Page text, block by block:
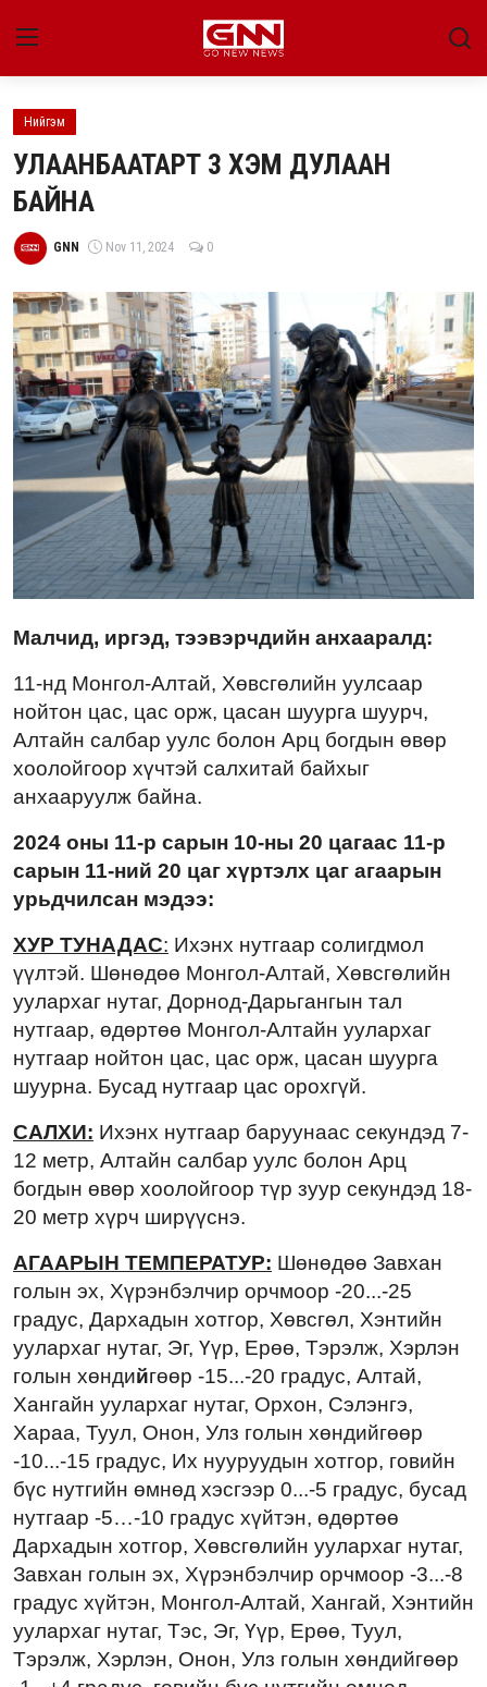
Улс төр
Нийгэм
Энтертайнмент
Live
Гадаад мэдээ
People
Нийгэм
УЛААНБААТАРТ 3 ХЭМ ДУЛААН
БАЙНА
GNN Nov 11, 2024 0
Малчид, иргэд, тээвэрчдийн анхааралд:
11-нд Монгол-Алтай, Хөвсгөлийн уулсаар
нойтон цас, цас орж, цасан шуурга шуурч,
Алтайн салбар уулс болон Арц богдын өвөр
хоолойгоор хүчтэй салхитай байхыг
анхааруулж байна.
2024 оны 11-р сарын 10-ны 20 цагаас 11-р
сарын 11-ний 20 цаг хүртэлх цаг агаарын
урьдчилсан мэдээ:
ХУР ТУНАДАС: Ихэнх нутгаар солигдмол
үүлтэй. Шөнөдөө Монгол-Алтай, Хөвсгөлийн
уулархаг нутаг, Дорнод-Дарьгангын тал
нутгаар, өдөртөө Монгол-Алтайн уулархаг
нутгаар нойтон цас, цас орж, цасан шуурга
шуурна. Бусад нутгаар цас орохгүй.
САЛХИ: Ихэнх нутгаар баруунаас секундэд 7-
12 метр, Алтайн салбар уулс болон Арц
богдын өвөр хоолойгоор түр зуур секундэд 18-
20 метр хүрч ширүүснэ.
АГААРЫН ТЕМПЕРАТУР: Шөнөдөө Завхан
голын эх, Хүрэнбэлчир орчмоор -20...-25
градус, Дархадын хотгор, Хөвсгөл, Хэнтийн
уулархаг нутаг, Эг, Үүр, Ерөө, Тэрэлж, Хэрлэн
голын хөндийгөөр -15...-20 градус, Алтай,
Хангайн уулархаг нутаг, Орхон, Сэлэнгэ,
Хараа, Туул, Онон, Улз голын хөндийгөөр
-10...-15 градус, Их нууруудын хотгор, говийн
бүс нутгийн өмнөд хэсгээр 0...-5 градус, бусад
нутгаар -5…-10 градус хүйтэн, өдөртөө
Дархадын хотгор, Хөвсгөлийн уулархаг нутаг,
Завхан голын эх, Хүрэнбэлчир орчмоор -3...-8
градус хүйтэн, Монгол-Алтай, Хангай, Хэнтийн
уулархаг нутаг, Тэс, Эг, Үүр, Ерөө, Туул,
Тэрэлж, Хэрлэн, Онон, Улз голын хөндийгөөр